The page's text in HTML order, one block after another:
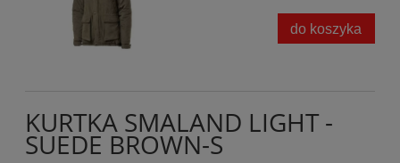
do koszyka
KURTKA SMALAND LIGHT -
SUEDE BROWN-S